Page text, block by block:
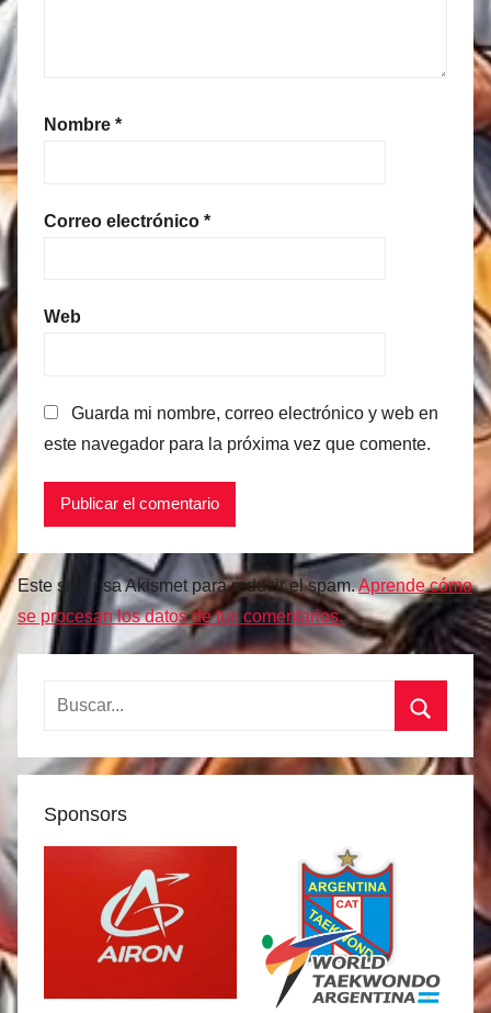
Nombre *
Correo electrónico *
Web
Guarda mi nombre, correo electrónico y web en
este navegador para la próxima vez que comente.
Este sitio usa Akismet para reducir el spam.Aprende cómo
se procesan los datos de tus comentarios.
Buscar:
Sponsors